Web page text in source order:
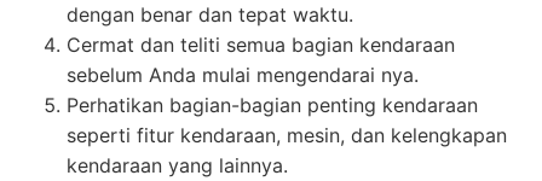
dengan benar dan tepat waktu.
Cermat dan teliti semua bagian kendaraan
sebelum Anda mulai mengendarai nya.
Perhatikan bagian-bagian penting kendaraan
seperti fitur kendaraan, mesin, dan kelengkapan
kendaraan yang lainnya.